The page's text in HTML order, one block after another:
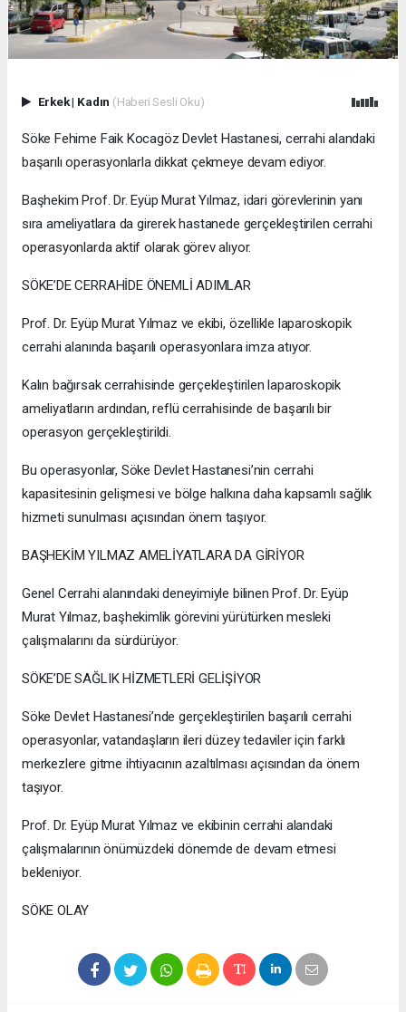
Erkek| Kadın (Haberi Sesli Oku)
Söke Fehime Faik Kocagöz Devlet Hastanesi, cerrahi alandaki
başarılı operasyonlarla dikkat çekmeye devam ediyor.
Başhekim Prof. Dr. Eyüp Murat Yılmaz, idari görevlerinin yanı
sıra ameliyatlara da girerek hastanede gerçekleştirilen cerrahi
operasyonlarda aktif olarak görev alıyor.
SÖKE’DE CERRAHİDE ÖNEMLİ ADIMLAR
Prof. Dr. Eyüp Murat Yılmaz ve ekibi, özellikle laparoskopik
cerrahi alanında başarılı operasyonlara imza atıyor.
Kalın bağırsak cerrahisinde gerçekleştirilen laparoskopik
ameliyatların ardından, reflü cerrahisinde de başarılı bir
operasyon gerçekleştirildi.
Bu operasyonlar, Söke Devlet Hastanesi’nin cerrahi
kapasitesinin gelişmesi ve bölge halkına daha kapsamlı sağlık
hizmeti sunulması açısından önem taşıyor.
BAŞHEKİM YILMAZ AMELİYATLARA DA GİRİYOR
Genel Cerrahi alanındaki deneyimiyle bilinen Prof. Dr. Eyüp
Murat Yılmaz, başhekimlik görevini yürütürken mesleki
çalışmalarını da sürdürüyor.
SÖKE’DE SAĞLIK HİZMETLERİ GELİŞİYOR
Söke Devlet Hastanesi’nde gerçekleştirilen başarılı cerrahi
operasyonlar, vatandaşların ileri düzey tedaviler için farklı
merkezlere gitme ihtiyacının azaltılması açısından da önem
taşıyor.
Prof. Dr. Eyüp Murat Yılmaz ve ekibinin cerrahi alandaki
çalışmalarının önümüzdeki dönemde de devam etmesi
bekleniyor.
SÖKE OLAY